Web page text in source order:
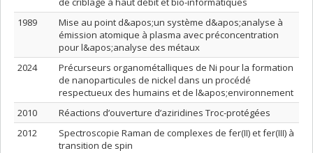
1989
Mise au point d&apos;un système d&apos;analyse à
émission atomique à plasma avec préconcentration
pour l&apos;analyse des métaux
2024
Précurseurs organométalliques de Ni pour la formation
de nanoparticules de nickel dans un procédé
respectueux des humains et de l&apos;environnement
2010
Réactions d’ouverture d’aziridines Troc-protégées
2012
Spectroscopie Raman de complexes de fer(II) et fer(III) à
transition de spin